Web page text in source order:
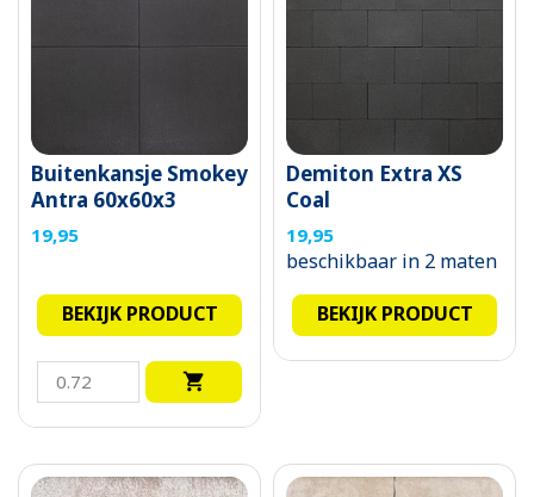
Buitenkansje Smokey
Antra 60x60x3
(kalkuitslag)
19,95
BEKIJK PRODUCT

Demiton Extra XS
Coal
19,95
beschikbaar in 2 maten
BEKIJK PRODUCT